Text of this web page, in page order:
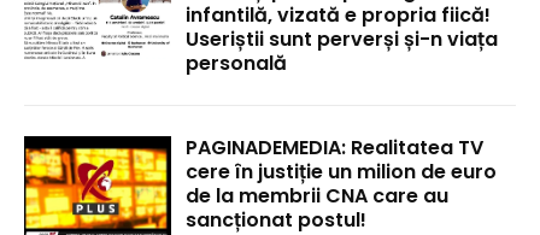
infantilă, vizată e propria fiică!
Useriștii sunt perverși și-n viața
personală
PAGINADEMEDIA: Realitatea TV
cere în justiție un milion de euro
de la membrii CNA care au
sancționat postul!